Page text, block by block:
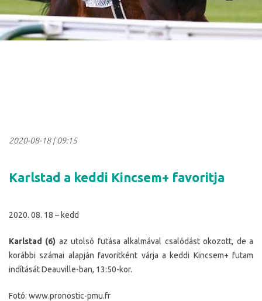
2020-08-18|09:15
Karlstad a keddi Kincsem+ favoritja
2020. 08. 18 – kedd
Karlstad (6) az utolsó futása alkalmával csalódást okozott, de a
korábbi számai alapján favoritként várja a keddi Kincsem+ futam
indítását Deauville-ban, 13:50-kor.
Fotó: www.pronostic-pmu.fr